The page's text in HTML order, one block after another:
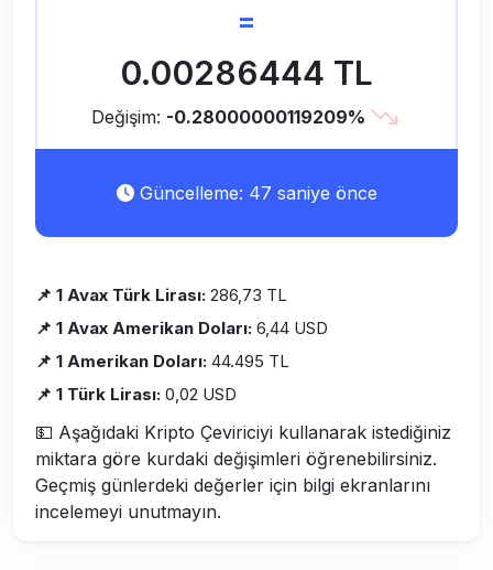
=
0.00286444 TL
Değişim: -0.28000000119209%
Güncelleme: 47 saniye önce
📌 1 Avax Türk Lirası: 286,73 TL
📌 1 Avax Amerikan Doları: 6,44 USD
📌 1 Amerikan Doları: 44.495 TL
📌 1 Türk Lirası: 0,02 USD
💵 Aşağıdaki Kripto Çeviriciyi kullanarak istediğiniz
miktara göre kurdaki değişimleri öğrenebilirsiniz.
Geçmiş günlerdeki değerler için bilgi ekranlarını
incelemeyi unutmayın.